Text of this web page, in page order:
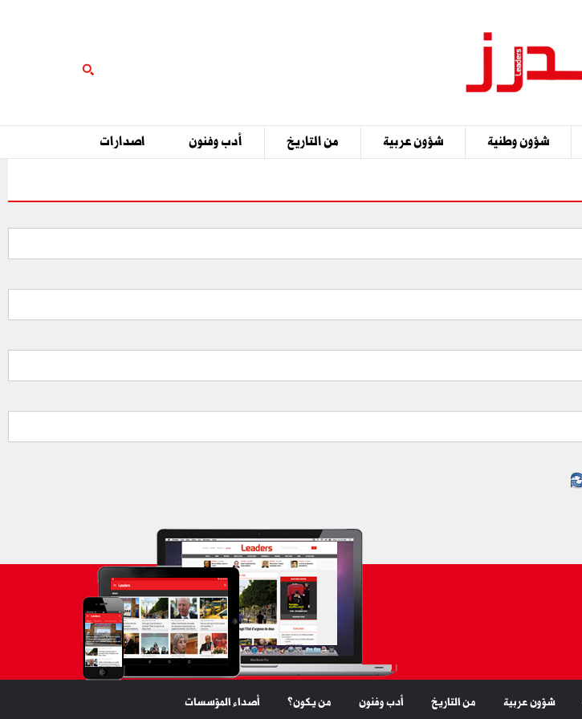
شؤون وطنية شؤون عربية من التاريخ أدب وفنون اصدارات
شؤون عربية من التاريخ أدب وفنون من يكون؟ أصداء المؤسسات